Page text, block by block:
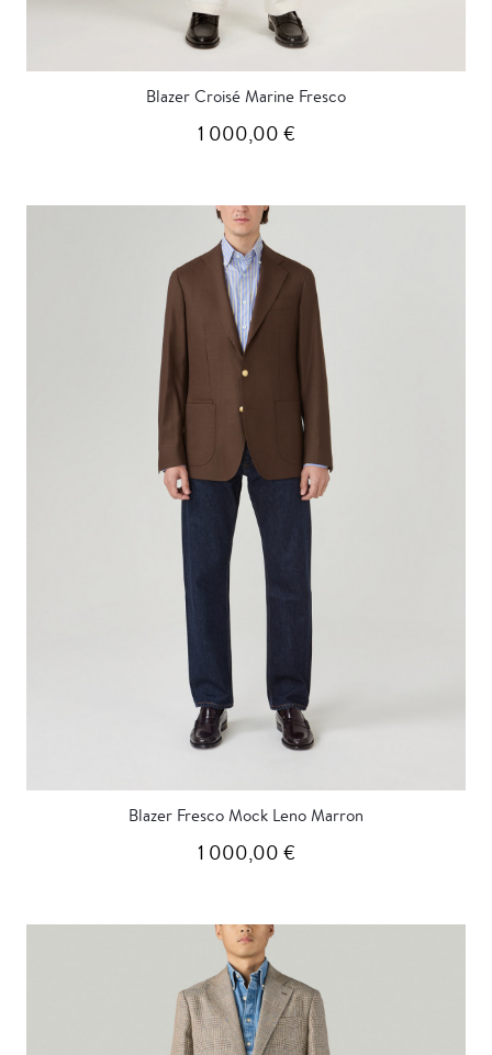
Blazer Croisé Marine Fresco
1 000,00 €
Blazer Fresco Mock Leno Marron
1 000,00 €